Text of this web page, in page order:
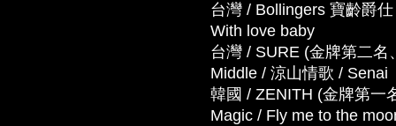
台灣 / Bollingers 寶齡爵
With love baby
台灣 / SURE (金牌第二
Middle / 涼山情歌 / Senai
韓國 / ZENITH (金牌第一
Magic / Fly me to the